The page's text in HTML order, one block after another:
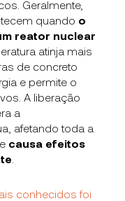
Geralmente,
quando o
reator nuclear
atinja mais
de concreto
e permite o
A liberação
a
afetando toda a
causa efeitos
conhecidos foi